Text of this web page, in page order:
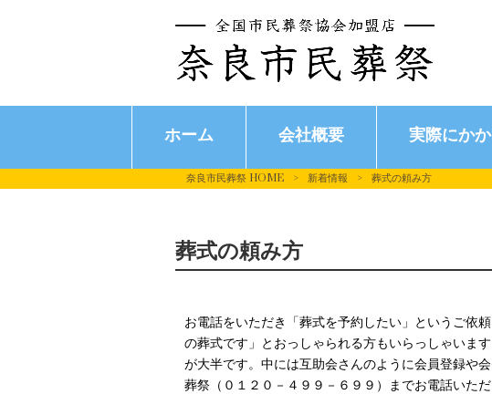
ホーム 会社概要 実際にか
奈良市民葬祭 HOME > 新着情報 > 葬式の頼み方
葬式の頼み方
お電話をいただき「葬式を予約したい」というご依
の葬式です」とおっしゃられる方もいらっしゃいま
が大半です。中には互助会さんのように会員登録や
葬祭（０１２０－４９９－６９９）までお電話いた